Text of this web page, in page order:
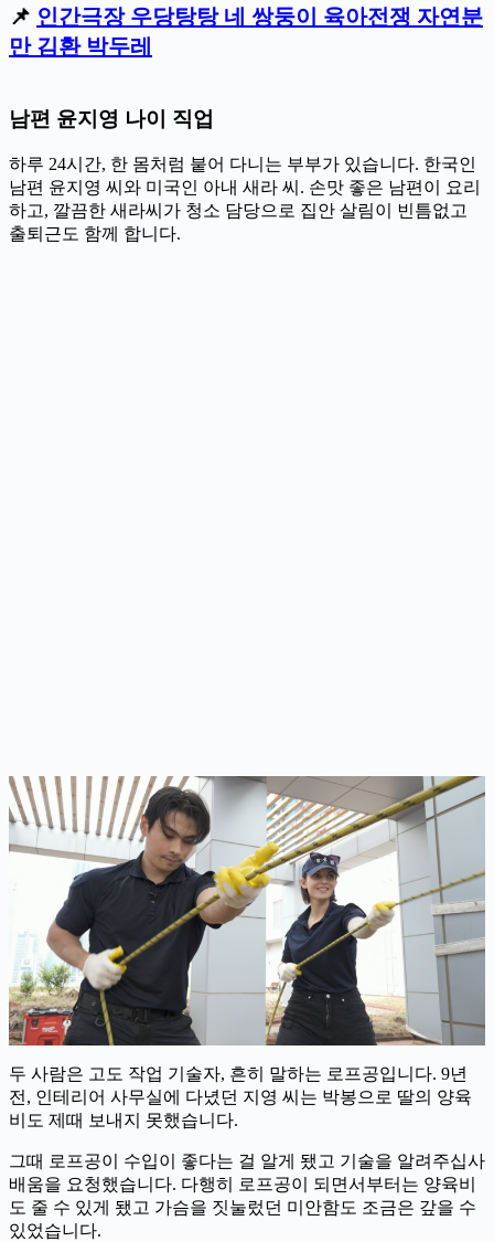
📌 인간극장 우당탕탕 네 쌍둥이 육아전쟁 자연분
만 김환 박두레
남편 윤지영 나이 직업
하루 24시간, 한 몸처럼 붙어 다니는 부부가 있습니다. 한국인
남편 윤지영 씨와 미국인 아내 새라 씨. 손맛 좋은 남편이 요리
하고, 깔끔한 새라씨가 청소 담당으로 집안 살림이 빈틈없고
출퇴근도 함께 합니다.
두 사람은 고도 작업 기술자, 흔히 말하는 로프공입니다. 9년
전, 인테리어 사무실에 다녔던 지영 씨는 박봉으로 딸의 양육
비도 제때 보내지 못했습니다.
그때 로프공이 수입이 좋다는 걸 알게 됐고 기술을 알려주십사
배움을 요청했습니다. 다행히 로프공이 되면서부터는 양육비
도 줄 수 있게 됐고 가슴을 짓눌렀던 미안함도 조금은 갚을 수
있었습니다.